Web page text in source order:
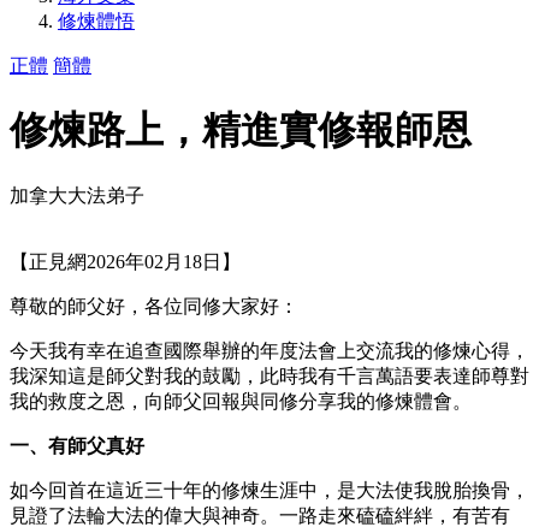
修煉體悟
正體 簡體
修煉路上，精進實修報師恩
加拿大大法弟子
【正見網2026年02月18日】
尊敬的師父好，各位同修大家好：
今天我有幸在追查國際舉辦的年度法會上交流我的修煉心得，
我深知這是師父對我的鼓勵，此時我有千言萬語要表達師尊對
我的救度之恩，向師父回報與同修分享我的修煉體會。
一、有師父真好
如今回首在這近三十年的修煉生涯中，是大法使我脫胎換骨，
見證了法輪大法的偉大與神奇。一路走來磕磕絆絆，有苦有